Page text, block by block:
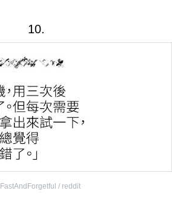
10.
FastAndForgetful / reddit